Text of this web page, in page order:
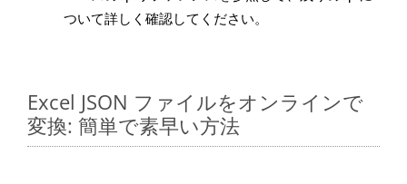
ついて詳しく確認してください。
Excel JSON ファイルをオンラインで
変換: 簡単で素早い方法